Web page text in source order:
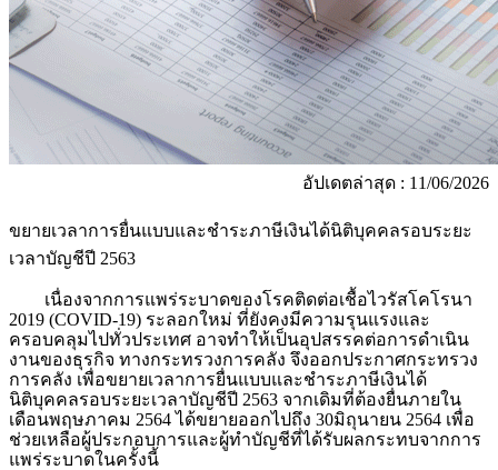
อัปเดตล่าสุด : 11/06/2026
ขยายเวลาการยื่นแบบและชำระภาษีเงินได้นิติบุคคลรอบระยะ
เวลาบัญชีปี 2563
เนื่องจากการแพร่ระบาดของโรคติดต่อเชื้อไวรัสโคโรนา
2019 (COVID-19) ระลอกใหม่ ที่ยังคงมีความรุนแรงและ
ครอบคลุมไปทั่วประเทศ อาจทำให้เป็นอุปสรรคต่อการดำเนิน
งานของธุรกิจ ทางกระทรวงการคลัง จึงออกประกาศกระทรวง
การคลัง เพื่อขยายเวลาการยื่นแบบและชำระภาษีเงินได้
นิติบุคคลรอบระยะเวลาบัญชีปี 2563 จากเดิมที่ต้องยื่นภายใน
เดือนพฤษภาคม 2564 ได้ขยายออกไปถึง 30มิถุนายน 2564 เพื่อ
ช่วยเหลือผู้ประกอบการและผู้ทำบัญชีที่ได้รับผลกระทบจากการ
แพร่ระบาดในครั้งนี้